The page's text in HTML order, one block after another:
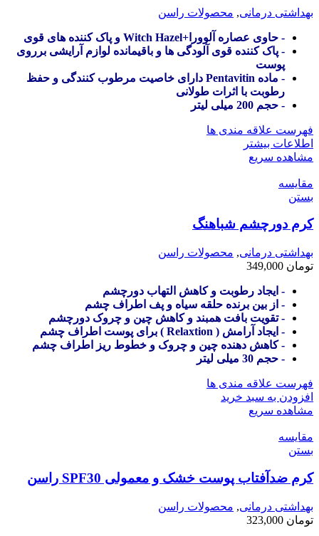
بهداشتی درمانی, محصولات راسن
- حاوی عصاره آلوورا+Witch Hazel و پاک کننده های قوی
- پاک کننده قوی آلودگی ها و باقیمانده لوازم آرایشی برروی
پوست
- ماده Pentavitin دارای خاصیت مرطوب کنندگی و حفظ
رطوبت با اثرات طولانی
- حجم 200 میلی لیتر
فهرست علاقه مندی ها
اطلاعات بیشتر
مشاهده سریع
مقایسه
بستن
کرم دورچشم شباهنگ
بهداشتی درمانی, محصولات راسن
تومان
- ایجاد رطوبت و کاهش التهاب دورچشم
- از بین برنده حلقه سیاه و پف اطراف چشم
- تقویت بافت همبند و کاهش چین و چروک دورچشم
- ایجاد آرامش ( Relaxtion ) برای پوست اطراف چشم
- کاهش دهنده چین و چروک و خطوط ریز اطراف چشم
- حجم 30 میلی لیتر
فهرست علاقه مندی ها
افزودن به سبد خرید
مشاهده سریع
مقایسه
بستن
کرم ضدآفتاب پوست خشک و معمولی SPF30 راسن
بهداشتی درمانی, محصولات راسن
تومان